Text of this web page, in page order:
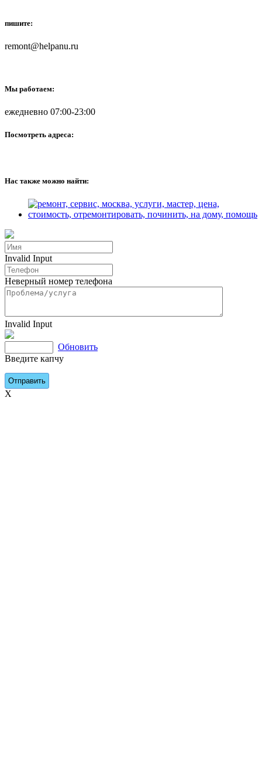
пишите:
remont@helpanu.ru
Мы работаем:
ежедневно 07:00-23:00
Посмотреть адреса:
Нас также можно найти:
Invalid Input
Неверный номер телефона
Invalid Input
Обновить
Введите капчу
X